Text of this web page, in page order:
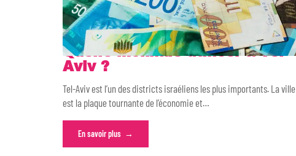
Quelle monnaie utiliser à Tel-
Aviv ?
Tel-Aviv est l’un des districts israéliens les plus importants. La ville
est la plaque tournante de l’économie et…
En savoir plus